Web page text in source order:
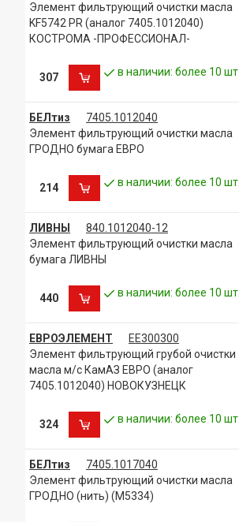
Элемент фильтрующий очистки масла
KF5742 PR (аналог 7405.1012040)
КОСТРОМА -ПРОФЕССИОНАЛ-
307 в наличии: более 10 шт.
БЕЛтиз
7405.1012040
Элемент фильтрующий очистки масла
ГРОДНО бумага ЕВРО
214 в наличии: более 10 шт.
ЛИВНЫ
840.1012040-12
Элемент фильтрующий очистки масла
бумага ЛИВНЫ
440 в наличии: более 10 шт.
ЕВРОЭЛЕМЕНТ
ЕЕ300300
Элемент фильтрующий грубой очистки
масла м/с КамАЗ ЕВРО (аналог
7405.1012040) НОВОКУЗНЕЦК
324 в наличии: более 10 шт.
БЕЛтиз
7405.1017040
Элемент фильтрующий очистки масла
ГРОДНО (нить) (М5334)